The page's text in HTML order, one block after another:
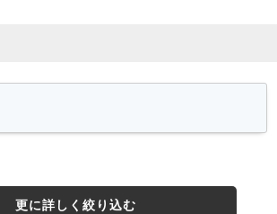
更に詳しく絞り込む